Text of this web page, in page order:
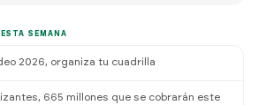
SEMANA
2026, organiza tu cuadrilla
665 millones que se cobrarán este